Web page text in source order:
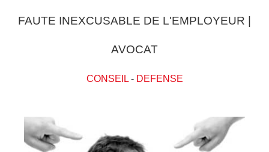
FAUTE INEXCUSABLE DE L'EMPLOYEUR |
AVOCAT
CONSEIL- DEFENSE